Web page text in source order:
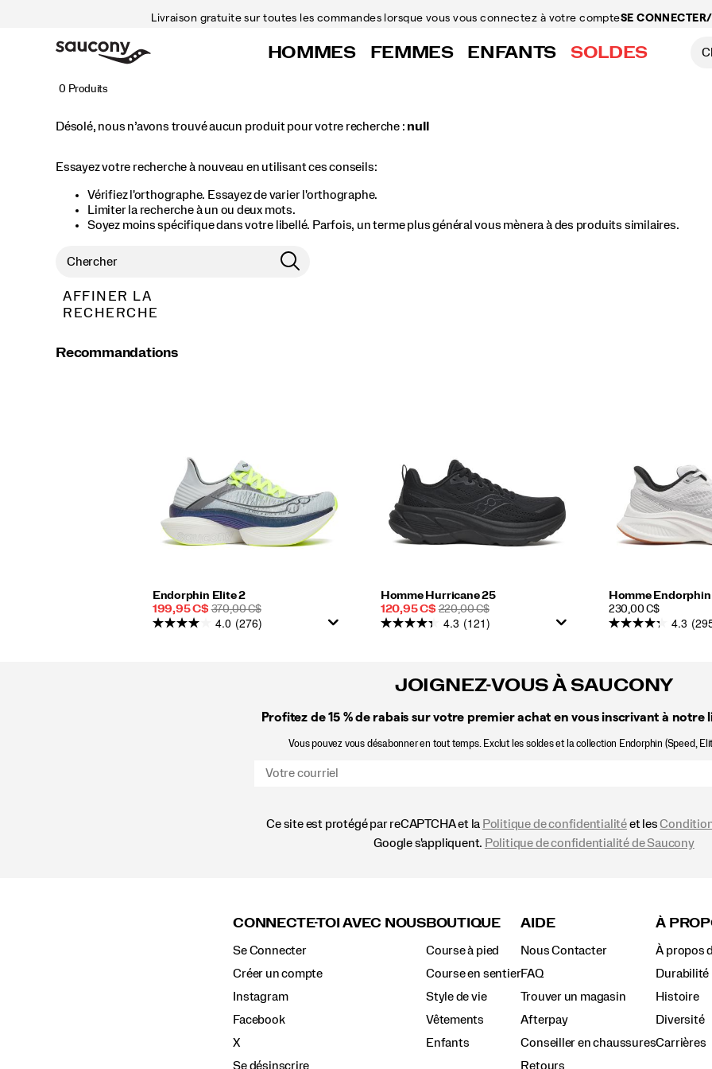
Livraison gratuite sur toutes les commandes lorsque vous vous connectez à votre compteSE
HOMMES FEMMES ENFANTS SOLDES
0 Produits
Désolé, nous n’avons trouvé aucun produit pour votre recherche : null
Essayez votre recherche à nouveau en utilisant ces conseils:
Vérifiez l'orthographe. Essayez de varier l'orthographe.
Limiter la recherche à un ou deux mots.
Soyez moins spécifique dans votre libellé. Parfois, un terme plus général vous mènera à des produits similaires.
AFFINER LA
RECHERCHE
Recommandations
Endorphin Elite 2
Prix
soldé
199,95 C$ PRIX
DE
370,00 C$
4.0 (276)
Homme Hurricane 25
Prix
soldé
120,95 C$ PRIX
DE
220,00 C$
4.3 (121)
Homme Endorphin
PRICE
230,00 C$
4.3
JOIGNEZ-VOUS À SAUCONY
Profitez de 15 %de rabais sur votre premier achat en vous inscrivant à notre
Vous pouvez vous désabonner en tout temps. Exclut les soldes et la collection Endorphin (Speed,
Ce site est protégé par reCAPTCHA et la Politique de confidentialitéet les
Google s'appliquent. Politique de confidentialité de Saucony
CONNECTE-TOI AVEC NOUS
Se Connecter
Créer un compte
Instagram
Facebook
X
Se désinscrire
BOUTIQUE
Course à pied
Course en sentier
Style de vie
Vêtements
Enfants
AIDE
Nous Contacter
FAQ
Trouver un magasin
Afterpay
Conseiller en chaussures
Retours
À
À propos
Durabilité
Histoire
Diversité
Carrières